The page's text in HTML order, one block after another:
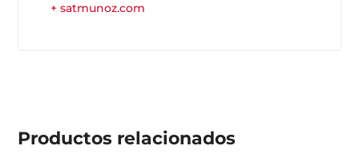
+ satmunoz.com
Productos relacionados